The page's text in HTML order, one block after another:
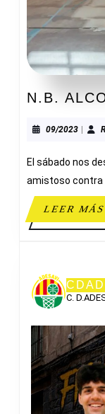
N.B.
09/202309/
El sábado nos
amistoso contra
LEER MÁS
C.